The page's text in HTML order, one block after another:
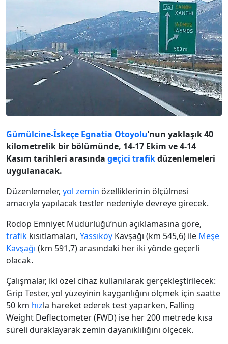
Gümülcine-İskeçe Egnatia Otoyolu’nun yaklaşık 40
kilometrelik bir bölümünde, 14-17 Ekim ve 4-14
Kasım tarihleri arasında geçici trafikdüzenlemeleri
uygulanacak.
Düzenlemeler, yol zemin özelliklerinin ölçülmesi
amacıyla yapılacak testler nedeniyle devreye girecek.
Rodop Emniyet Müdürlüğü’nün açıklamasına göre,
trafik kısıtlamaları, Yassıköy Kavşağı (km 545,6) ile Meşe
Kavşağı (km 591,7) arasındaki her iki yönde geçerli
olacak.
Çalışmalar, iki özel cihaz kullanılarak gerçekleştirilecek:
Grip Tester, yol yüzeyinin kayganlığını ölçmek için saatte
50 km hızla hareket ederek test yaparken, Falling
Weight Deflectometer (FWD) ise her 200 metrede kısa
süreli duraklayarak zemin dayanıklılığını ölçecek.